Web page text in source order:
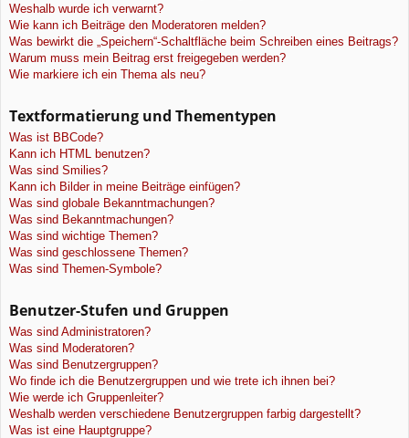
Weshalb wurde ich verwarnt?
Wie kann ich Beiträge den Moderatoren melden?
Was bewirkt die „Speichern“-Schaltfläche beim Schreiben eines Beitrags?
Warum muss mein Beitrag erst freigegeben werden?
Wie markiere ich ein Thema als neu?
Textformatierung und Thementypen
Was ist BBCode?
Kann ich HTML benutzen?
Was sind Smilies?
Kann ich Bilder in meine Beiträge einfügen?
Was sind globale Bekanntmachungen?
Was sind Bekanntmachungen?
Was sind wichtige Themen?
Was sind geschlossene Themen?
Was sind Themen-Symbole?
Benutzer-Stufen und Gruppen
Was sind Administratoren?
Was sind Moderatoren?
Was sind Benutzergruppen?
Wo finde ich die Benutzergruppen und wie trete ich ihnen bei?
Wie werde ich Gruppenleiter?
Weshalb werden verschiedene Benutzergruppen farbig dargestellt?
Was ist eine Hauptgruppe?